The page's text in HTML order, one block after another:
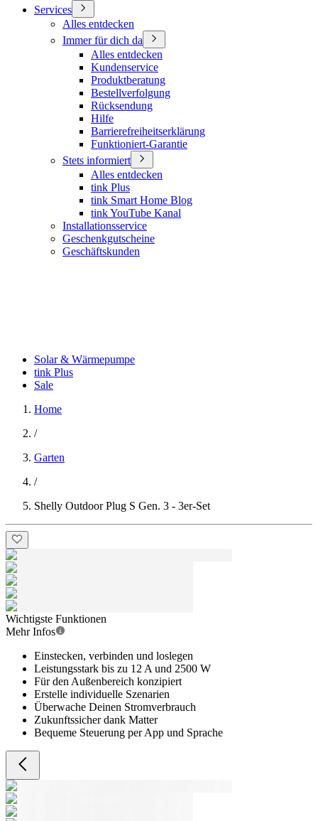
Services
Alles entdecken
Immer für dich da
Alles entdecken
Kundenservice
Produktberatung
Bestellverfolgung
Rücksendung
Hilfe
Barrierefreiheitserklärung
Funktioniert-Garantie
Stets informiert
Alles entdecken
tink Plus
tink Smart Home Blog
tink YouTube Kanal
Installationsservice
Geschenkgutscheine
Geschäftskunden
Solar & Wärmepumpe
tink Plus
Sale
Home
/
Garten
/
Shelly Outdoor Plug S Gen. 3 - 3er-Set
Wichtigste Funktionen
Mehr Infos
Einstecken, verbinden und loslegen
Leistungsstark bis zu 12 A und 2500 W
Für den Außenbereich konzipiert
Erstelle individuelle Szenarien
Überwache Deinen Stromverbrauch
Zukunftssicher dank Matter
Bequeme Steuerung per App und Sprache